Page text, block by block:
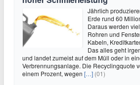
Jährlich
Erde rund 60
Daraus werden
Rohren und
Kabeln,
Das alles geht
und landet zumeist auf dem Müll oder in
Verbrennungsanlage. Die Recyclingquote
einem Prozent, wegen […] (01)